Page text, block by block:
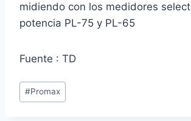
midiendo con los medidores
potencia PL-75 y PL-65
Fuente : TD
Etiquetas
de
#Promax